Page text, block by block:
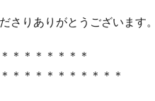
さりありがとうございます。
＊＊＊＊＊＊＊
＊＊＊＊＊＊＊＊＊＊